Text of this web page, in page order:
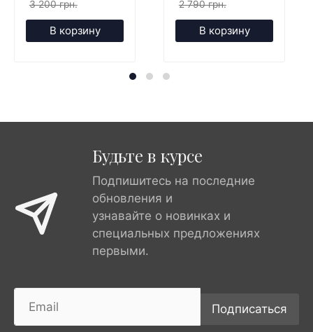
3 200 грн.
В корзину
2 790 грн.
В корзину
Будьте в курсе
Подпишитесь на последние
обновления и
узнавайте о новинках и
специальных предложениях
первыми.
Подписаться